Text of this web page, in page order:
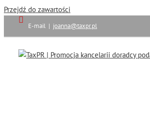
Przejdź do zawartości
E-mail | joanna@taxpr.pl